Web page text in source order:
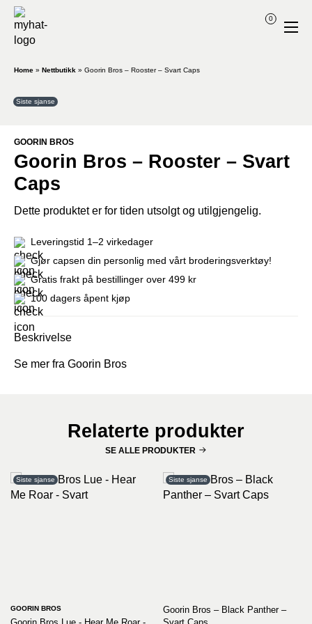
0
Home » Nettbutikk » Goorin Bros – Rooster – Svart Caps
Siste sjanse
GOORIN BROS
Goorin Bros – Rooster – Svart
Caps
Dette produktet er for tiden utsolgt og utilgjengelig.
Leveringstid 1–2 virkedager
Gjør capsen din personlig med vårt broderingsverktøy!
Gratis frakt på bestillinger over 499 kr
100 dagers åpent kjøp
Beskrivelse
Se mer fra Goorin Bros
Relaterte produkter
SE ALLE PRODUKTER
Siste sjanse
GOORIN BROS
Siste sjanse
Goorin Bros – Black Panther –